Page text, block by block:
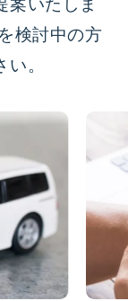
検討中の方
。